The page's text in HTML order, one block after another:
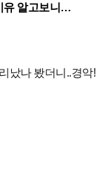
유 알고보니…
났나 봤더니..경악!